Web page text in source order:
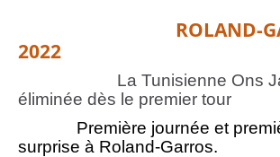
ROLAND-
2022
La Tunisienne Ons
éliminée dès le premier tour
Première journée et
surprise à Roland-Garros.